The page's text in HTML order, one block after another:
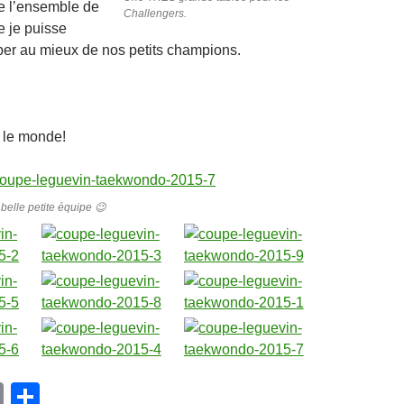
Challengers.
l’ensemble de
je puisse
au mieux de nos petits champions.
monde!
petite équipe 😉
E